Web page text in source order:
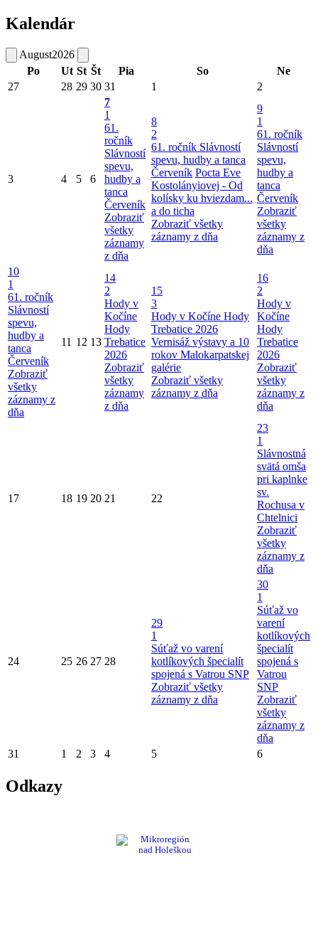
Kalendár
August2026
Po
Ut St Št Pia So
Ne
27
28 29 30 31 1 2
3 4 5 6
7
1
61.
ročník
Slávností
spevu,
hudby a
tanca
Červeník
Zobraziť
všetky
záznamy
z dňa
8
2
61. ročník Slávností
spevu, hudby a tanca
Červeník Pocta Eve
Kostolányiovej - Od
kolísky ku hviezdam...
a do ticha
Zobraziť všetky
záznamy z dňa
9
1
61. ročník
Slávností
spevu,
hudby a
tanca
Červeník
Zobraziť
všetky
záznamy z
dňa
10
1
61. ročník
Slávností
spevu,
hudby a
tanca
Červeník
Zobraziť
všetky
záznamy z
dňa
11 12 13
14
2
Hody v
Kočíne
Hody
Trebatice
2026
Zobraziť
všetky
záznamy
z dňa
15
3
Hody v Kočíne Hody
Trebatice 2026
Vernisáž výstavy a 10
rokov Malokarpatskej
galérie
Zobraziť všetky
záznamy z dňa
16
2
Hody v
Kočíne
Hody
Trebatice
2026
Zobraziť
všetky
záznamy z
dňa
17 18 19 20 21 22
23
1
Slávnostná
svätá omša
pri kaplnke
sv.
Rochusa v
Chtelnici
Zobraziť
všetky
záznamy z
dňa
24 25 26 27 28
29
1
Súťaž vo varení
kotlíkových špecialít
spojená s Vatrou SNP
Zobraziť všetky
záznamy z dňa
30
1
Súťaž vo
varení
kotlíkových
špecialít
spojená s
Vatrou
SNP
Zobraziť
všetky
záznamy z
dňa
31
1 2 3 4 5 6
Odkazy